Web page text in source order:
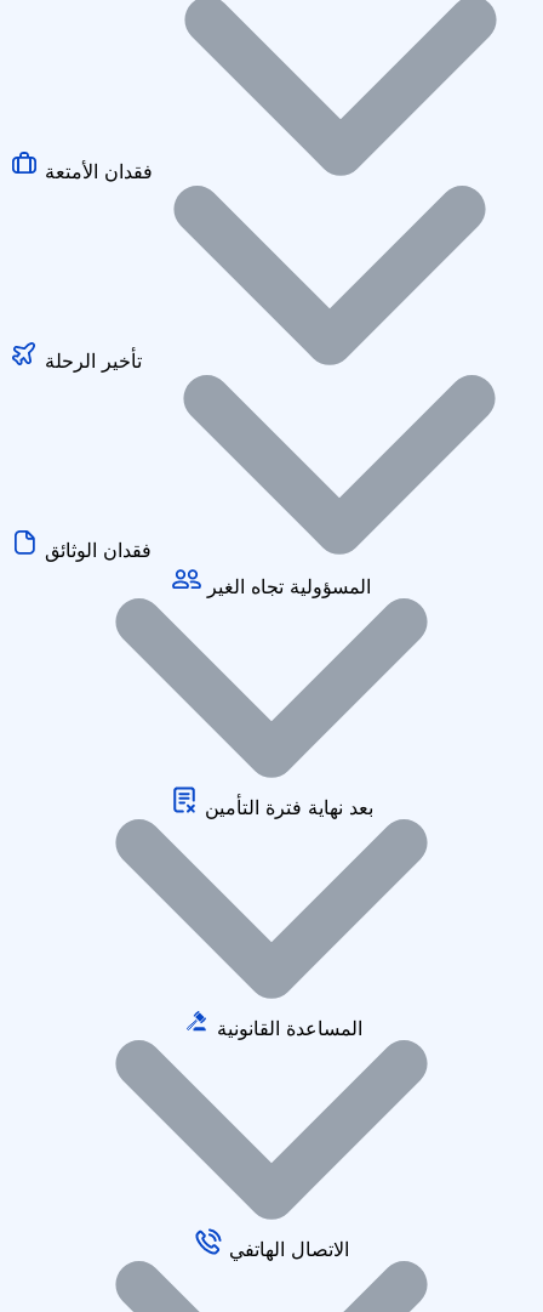
المسؤولية تجاه الغير
بعد نهاية فترة التأمين
المساعدة القانونية
الاتصال الهاتفي